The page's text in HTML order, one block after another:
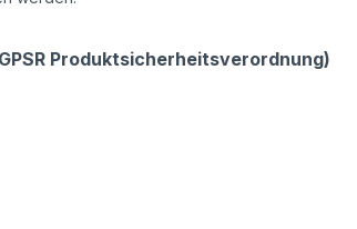
Produktsicherheitsverordnung)